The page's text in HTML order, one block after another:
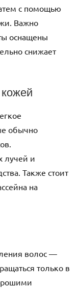
с помощью
Важно
оснащены
снижает
обычно
лучей и
Также стоит
на
волос —
только в